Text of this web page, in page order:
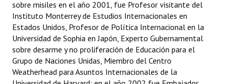
sobre misiles en el año 2001, fue Profesor visitante del
Instituto Monterrey de Estudios Internacionales en
Estados Unidos, Profesor de Política Internacional en la
Universidad de Sophia en Japón, Experto Gubernamental
sobre desarme y no proliferación de Educación para el
Grupo de Naciones Unidas, Miembro del Centro
Weatherhead para Asuntos Internacionales de la